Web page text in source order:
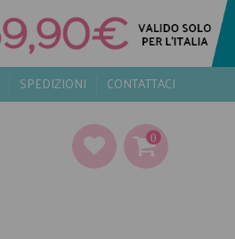
SPEDIZIONI CONTATTACI
0